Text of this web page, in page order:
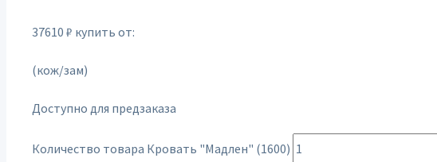
37610 ₽ купить от:
(кож/зам)
Доступно для предзаказа
Количество товара Кровать "Мадлен" (1600)